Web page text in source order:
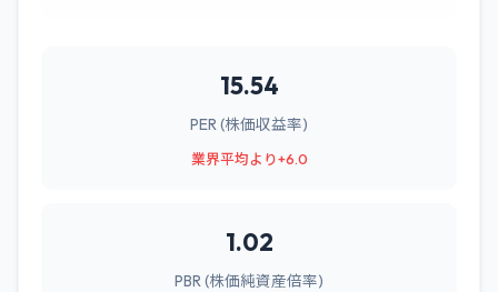
15.54
PER (株価収益率)
業界平均より+6.0
1.02
PBR (株価純資産倍率)